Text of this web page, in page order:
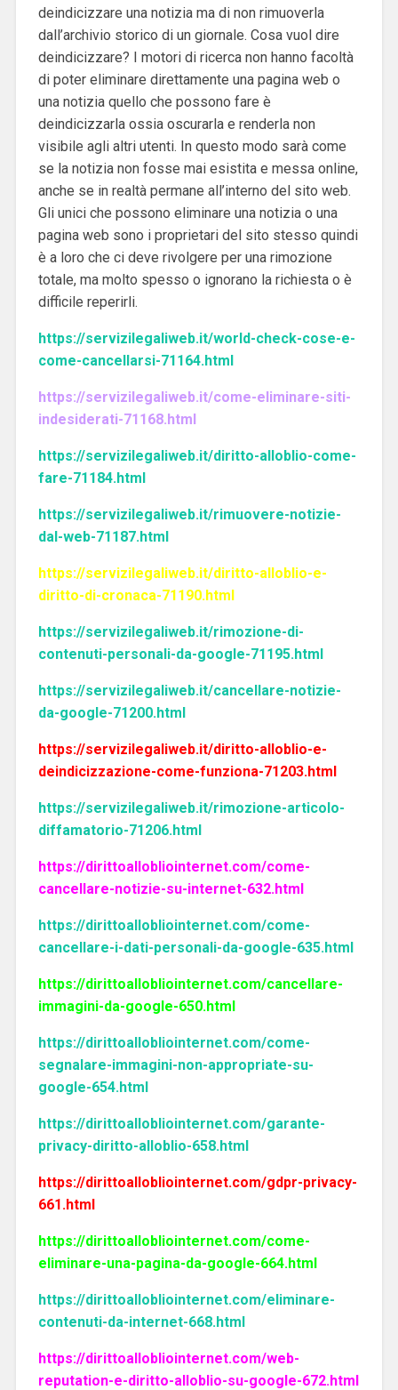
deindicizzare una notizia ma di non rimuoverla
dall’archivio storico di un giornale. Cosa vuol dire
deindicizzare? I motori di ricerca non hanno facoltà
di poter eliminare direttamente una pagina web o
una notizia quello che possono fare è
deindicizzarla ossia oscurarla e renderla non
visibile agli altri utenti. In questo modo sarà come
se la notizia non fosse mai esistita e messa online,
anche se in realtà permane all’interno del sito web.
Gli unici che possono eliminare una notizia o una
pagina web sono i proprietari del sito stesso quindi
è a loro che ci deve rivolgere per una rimozione
totale, ma molto spesso o ignorano la richiesta o è
difficile reperirli.
https://servizilegaliweb.it/world-check-cose-e-
come-cancellarsi-71164.html
https://servizilegaliweb.it/come-eliminare-siti-
indesiderati-71168.html
https://servizilegaliweb.it/diritto-alloblio-come-
fare-71184.html
https://servizilegaliweb.it/rimuovere-notizie-
dal-web-71187.html
https://servizilegaliweb.it/diritto-alloblio-e-
diritto-di-cronaca-71190.html
https://servizilegaliweb.it/rimozione-di-
contenuti-personali-da-google-71195.html
https://servizilegaliweb.it/cancellare-notizie-
da-google-71200.html
https://servizilegaliweb.it/diritto-alloblio-e-
deindicizzazione-come-funziona-71203.html
https://servizilegaliweb.it/rimozione-articolo-
diffamatorio-71206.html
https://dirittoallobliointernet.com/come-
cancellare-notizie-su-internet-632.html
https://dirittoallobliointernet.com/come-
cancellare-i-dati-personali-da-google-635.html
https://dirittoallobliointernet.com/cancellare-
immagini-da-google-650.html
https://dirittoallobliointernet.com/come-
segnalare-immagini-non-appropriate-su-
google-654.html
https://dirittoallobliointernet.com/garante-
privacy-diritto-alloblio-658.html
https://dirittoallobliointernet.com/gdpr-privacy-
661.html
https://dirittoallobliointernet.com/come-
eliminare-una-pagina-da-google-664.html
https://dirittoallobliointernet.com/eliminare-
contenuti-da-internet-668.html
https://dirittoallobliointernet.com/web-
reputation-e-diritto-alloblio-su-google-672.html